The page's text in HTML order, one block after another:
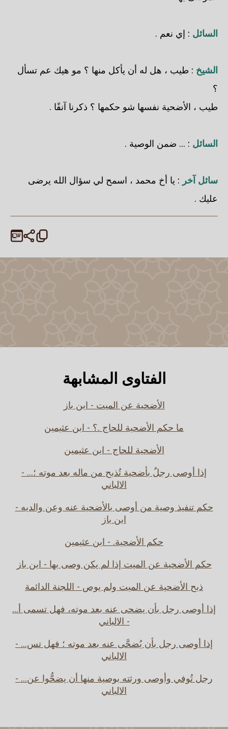
السائل : إي نعم .
الشيخ : طيب ، هل له أن يأكل منها ؟ مو هيك عم تسأل
؟
طيب ، الأضحية نفسها شو حكمها ؟ ذكرنا آنفًا .
السائل : ... ضمن الوصية .
سائل آخر : يا أخ محمد ، اسمح لي سؤال الله يرضى
عليك .
الفتاوى المشابهة
الأضحية عن الميت - ابن باز
ما حكم الأضحية للحاج .؟ - ابن عثيمين
الأضحية للحاج - ابن عثيمين
إذا أوصى رجلٌ بأضحية تُذبح من ماله بعد موته ؛... -
الالباني
حكم تنفيذ وصية من أوصى بالأضحية عنه وعن والديه -
ابن باز
حكم الأضحية. - ابن عثيمين
حكم الأضحية عن الميت إذا لم يكن وصى بها - ابن باز
ذبح الأضحية عن الميت ولم يوص - اللجنة الدائمة
إذا أوصى رجل بأن يضحى عنه بعد موته، فهل تسمى أ...
- الالباني
إذا أوصى رجل بأن يُضحَّى عنه بعد موته ؛ فهل تس... -
الالباني
رجل تُوفي وأوصى ورثته بوصية منها أن يضحُّوا عن... -
الالباني